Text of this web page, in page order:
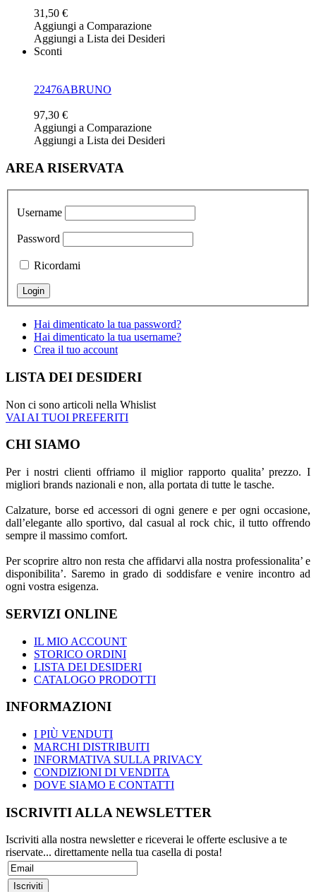
31,50 €
Aggiungi a Comparazione
Aggiungi a Lista dei Desideri
Sconti
22476ABRUNO
97,30 €
Aggiungi a Comparazione
Aggiungi a Lista dei Desideri
AREA RISERVATA
Username
Password
Ricordami
Hai dimenticato la tua password?
Hai dimenticato la tua username?
Crea il tuo account
LISTA DEI DESIDERI
Non ci sono articoli nella Whislist
VAI AI TUOI PREFERITI
CHI SIAMO
Per i nostri clienti offriamo il miglior rapporto qualita’ prezzo. I
migliori brands nazionali e non, alla portata di tutte le tasche.
Calzature, borse ed accessori di ogni genere e per ogni occasione,
dall’elegante allo sportivo, dal casual al rock chic, il tutto offrendo
sempre il massimo comfort.
Per scoprire altro non resta che affidarvi alla nostra professionalita’ e
disponibilita’. Saremo in grado di soddisfare e venire incontro ad
ogni vostra esigenza.
SERVIZI ONLINE
IL MIO ACCOUNT
STORICO ORDINI
LISTA DEI DESIDERI
CATALOGO PRODOTTI
INFORMAZIONI
I PIÙ VENDUTI
MARCHI DISTRIBUITI
INFORMATIVA SULLA PRIVACY
CONDIZIONI DI VENDITA
DOVE SIAMO E CONTATTI
ISCRIVITI ALLA NEWSLETTER
Iscriviti alla nostra newsletter e riceverai le offerte esclusive a te
riservate... direttamente nella tua casella di posta!